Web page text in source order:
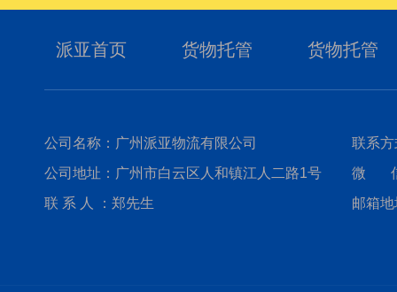
派亚首页 货物托管 货物托管
公司名称：广州派亚物流有限公司
公司地址：广州市白云区人和镇江人二路1号
联 系 人 ：郑先生
联系
微 信
邮箱